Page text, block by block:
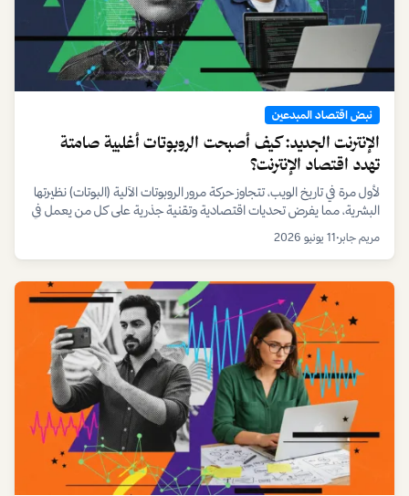
نبض اقتصاد المبدعين
الإنترنت الجديد: كيف أصبحت الروبوتات أغلبية صامتة
تهدد اقتصاد الإنترنت؟
لأول مرة في تاريخ الويب، تتجاوز حركة مرور الروبوتات الآلية (البوتات) نظيرتها
البشرية، مما يفرض تحديات اقتصادية وتقنية جذرية على كل من يعمل في
مريم جابر•11 يونيو 2026